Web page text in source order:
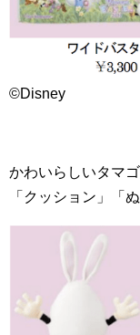
©Disney
かわいらしいタマ
「クッション」「